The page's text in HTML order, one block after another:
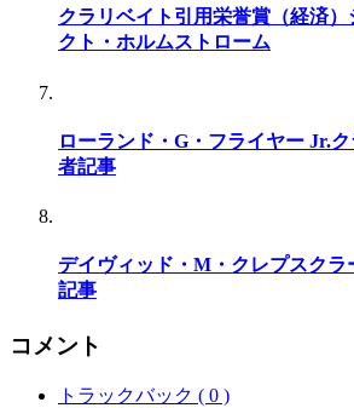
クラリベイト引用栄誉賞（経済
クト・ホルムストローム
ローランド・G・フライヤー Jr.
者記事
デイヴィッド・M・クレプスクラ
記事
コメント
トラックバック ( 0 )